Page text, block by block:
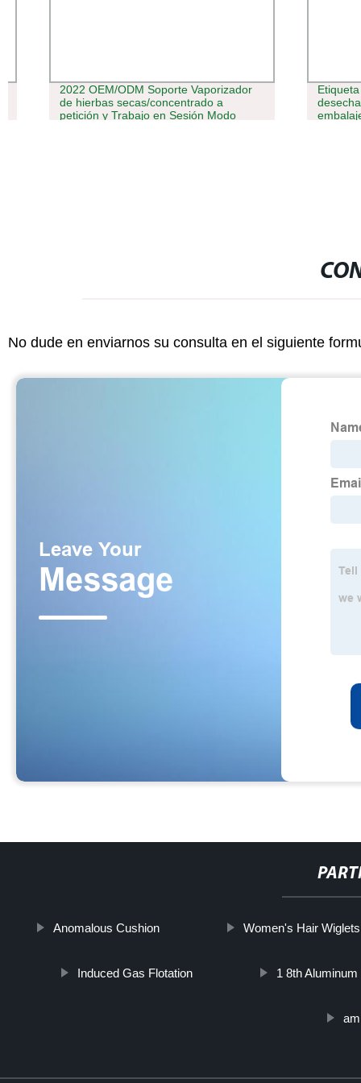
2022 OEM/ODM Soporte Vaporizador
de hierbas secas/concentrado a
petición y Trabajo en Sesión Modo
Etiqueta
desechable
embalaje
No dude en enviarnos su consulta en el siguiente
Anomalous Cushion Women's Hair Wiglets
Induced Gas Flotation 1 8th Aluminum